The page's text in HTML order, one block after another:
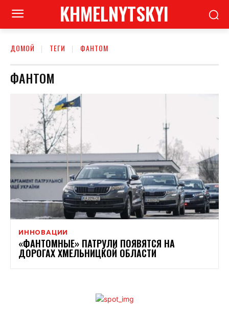
KHMELNYTSKYI
ДОМОЙ ТЕГИ ФАНТОМ
ФАНТОМ
ИННОВАЦИИ
«ФАНТОМНЫЕ» ПАТРУЛИ ПОЯВЯТСЯ НА
ДОРОГАХ ХМЕЛЬНИЦКОЙ ОБЛАСТИ